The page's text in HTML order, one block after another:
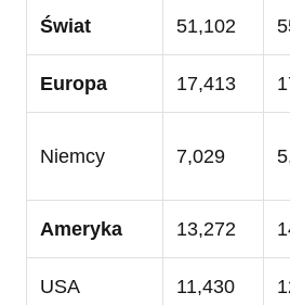
Świat 51,102
Europa 17,413
Niemcy 7,029
Ameryka 13,272
USA 11,430